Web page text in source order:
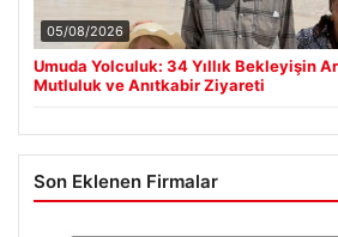
05/08/2026
Umuda Yolculuk: 34 Yıllık Bekleyişin
Mutluluk ve Anıtkabir Ziyareti
Son Eklenen Firmalar